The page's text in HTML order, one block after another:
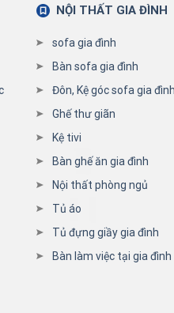
NỘI THẤT GIA ĐÌNH
sofa gia đình
Bàn sofa gia đình
Đôn, Kệ góc sofa gia đình
Ghế thư giãn
Kệ tivi
Bàn ghế ăn gia đình
Nội thất phòng ngủ
Tủ áo
Tủ đựng giầy gia đình
Bàn làm việc tại gia đình